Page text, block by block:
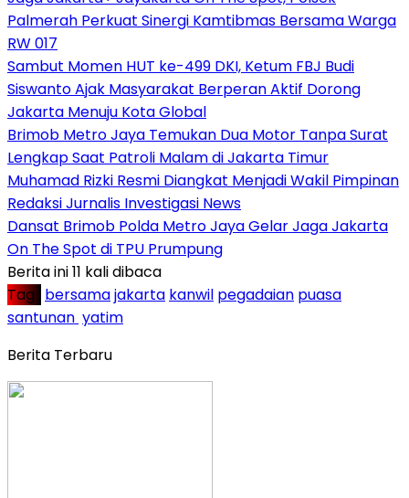
Palmerah Perkuat Sinergi Kamtibmas Bersama Warga
RW 017
Sambut Momen HUT ke-499 DKI, Ketum FBJ Budi
Siswanto Ajak Masyarakat Berperan Aktif Dorong
Jakarta Menuju Kota Global
Brimob Metro Jaya Temukan Dua Motor Tanpa Surat
Lengkap Saat Patroli Malam di Jakarta Timur
Muhamad Rizki Resmi Diangkat Menjadi Wakil Pimpinan
Redaksi Jurnalis Investigasi News
Dansat Brimob Polda Metro Jaya Gelar Jaga Jakarta
On The Spot di TPU Prumpung
Berita ini 11 kali dibaca
Tag : bersamajakarta kanwil pegadaian puasa
santunan yatim
Berita Terbaru